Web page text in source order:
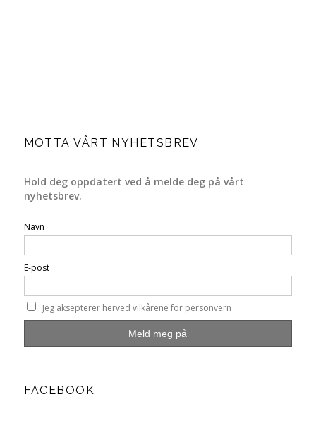
MOTTA VÅRT NYHETSBREV
Hold deg oppdatert ved å melde deg på vårt
nyhetsbrev.
Navn
E-post
Jeg aksepterer herved vilkårene for personvern
FACEBOOK